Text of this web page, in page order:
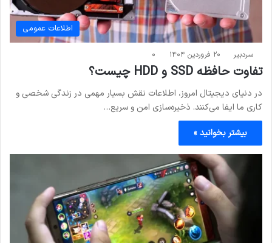
اطلاعات عمومی
سردبیر ۲۰ فروردین ۱۴۰۴ ۰
تفاوت حافظه SSD و HDD چیست؟
در دنیای دیجیتال امروز، اطلاعات نقش بسیار مهمی در زندگی شخصی و
کاری ما ایفا می‌کنند. ذخیره‌سازی امن و سریع…
بیشتر بخوانید »